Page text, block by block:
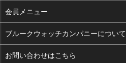
よくある質問
支払い・送料
お客様の声
会員メニュー
ログイン
お気に入り
ブルークウォッチカンパニーについて
会社概要
お問い合わせはこちら